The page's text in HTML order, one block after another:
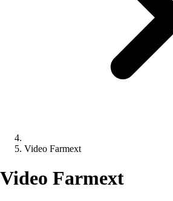
Video Farmext
Video Farmext